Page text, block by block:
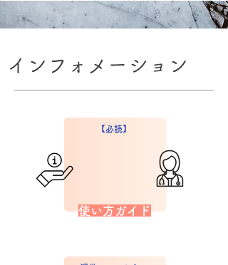
インフォメーション
【必読】
使い方ガイド